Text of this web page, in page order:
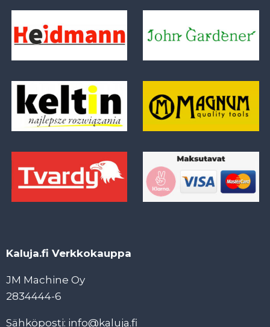
Kaluja.fi Verkkokauppa
JM Machine Oy
2834444-6
Sähköposti: info@kaluja.fi